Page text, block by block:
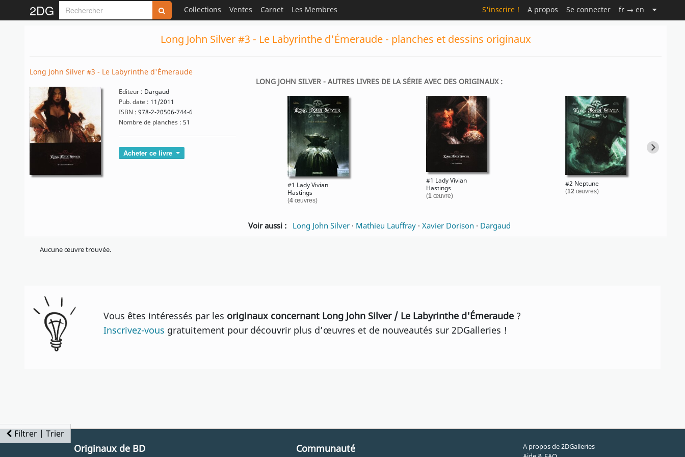
2DG Collections Ventes Carnet Les Membres S'inscrire ! A propos Se connecter fr → en
Long John Silver #3 - Le Labyrinthe d'Émeraude - planches et dessins originaux
Long John Silver #3 - Le Labyrinthe d'Émeraude
Editeur : Dargaud
Pub. date : 11/2011
ISBN : 978-2-20506-744-6
Nombre de planches : 51
Acheter ce livre
LONG JOHN SILVER - AUTRES LIVRES DE LA SÉRIE AVEC DES ORIGINAUX :
#1 Lady Vivian
Hastings
(4œuvres)
#1 Lady Vivian
Hastings
(1 œuvre)
#2 Neptune
(12œuvres)
Voir aussi : Long John Silver · Mathieu Lauffray ·Xavier Dorison · Dargaud
Filtrer | Trier
Aucune œuvre trouvée.
Vous êtes intéressés par les originaux concernant Long John Silver / Le Labyrinthe d'Émeraude ?
Inscrivez-vous gratuitement pour découvrir plus d’œuvres et de nouveautés sur 2DGalleries !
Originaux de BD Communauté
A propos de 2DGalleries